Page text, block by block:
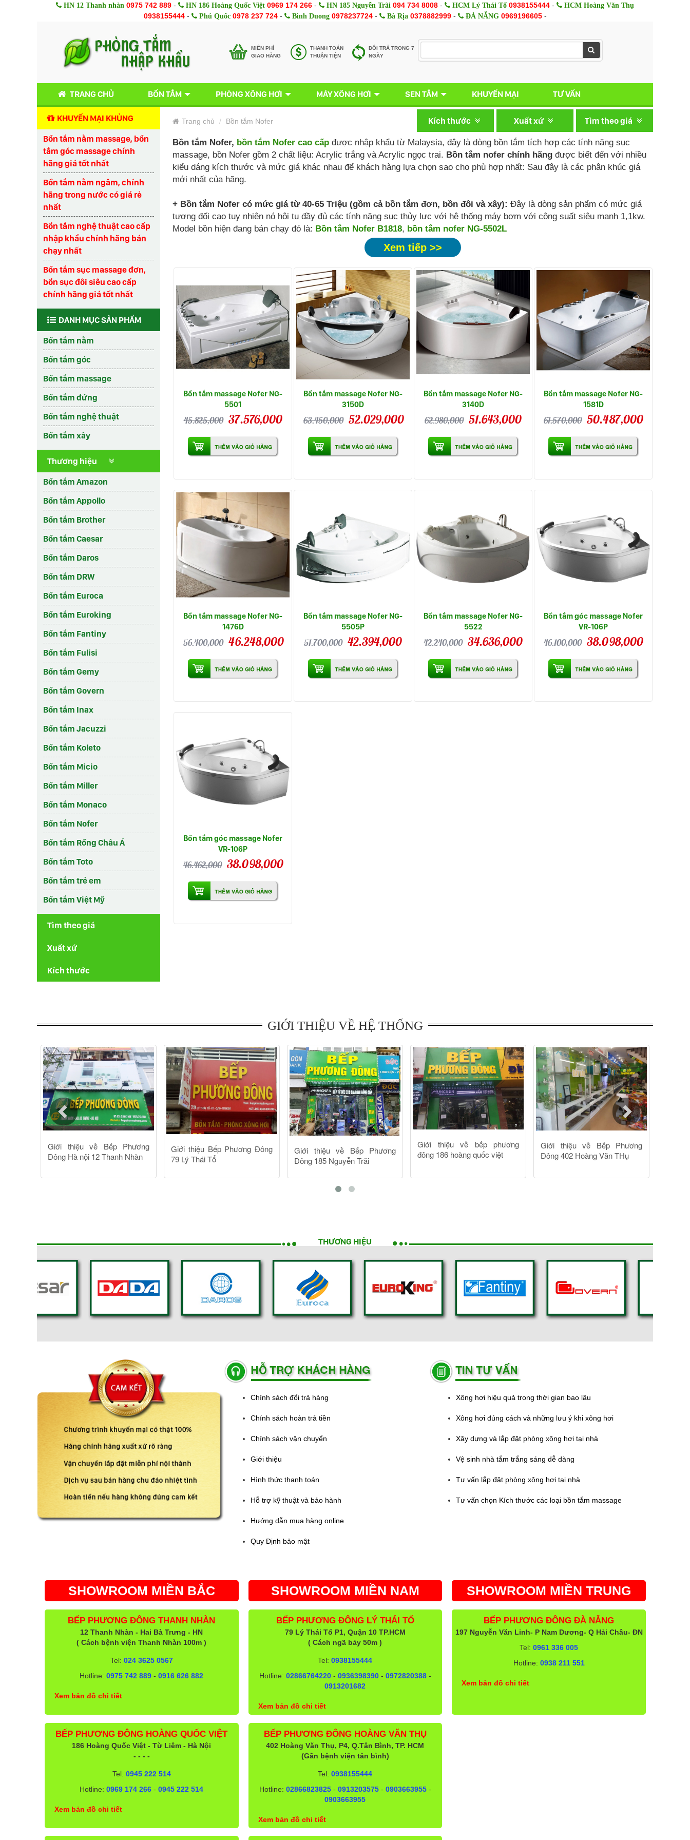
HN 12 Thanh nhàn 0975 742 889 - HN 186 Hoàng Quốc Việt 0969 174 266 - HN 185 Nguyễn Trãi 094 734 8008 - HCM Lý Thái Tổ 0938155444 - HCM Hoàng Văn Thụ
0938155444- Phú Quốc 0978 237 724- Bình Duong 0978237724- Bà Rịa 0378882999- ĐÀ NẴNG 0969196605-
MIÊN PHÍ
GIAO HÀNG
THANH TOÁN
THUẬN TIỆN
ĐỔI TRẢ TRONG 7
NGÀY
TRANG CHỦ BỒN TẮM PHÒNG XÔNG HƠI MÁY XÔNG HƠI SEN TẮM KHUYẾN MẠI TƯ VẤN
KHUYẾN MẠI KHỦNG
Bồn tắm nằm massage, bồn
tắm góc massage chính
hãng giá tốt nhất
Bồn tắm nằm ngâm, chính
hãng trong nước có giá rẻ
nhất
Bồn tắm nghệ thuật cao cấp
nhập khẩu chính hãng bán
chạy nhất
Bồn tắm sục massage đơn,
bồn sục đôi siêu cao cấp
chính hãng giá tốt nhất
DANH MỤC SẢN PHẨM
Bồn tắm nằm
Bồn tắm góc
Bồn tắm massage
Bồn tắm đứng
Bồn tắm nghệ thuật
Bồn tắm xây
Thương hiệu
Bồn tắm Amazon
Bồn tắm Appollo
Bồn tắm Brother
Bồn tắm Caesar
Bồn tắm Daros
Bồn tắm DRW
Bồn tắm Euroca
Bồn tắm Euroking
Bồn tắm Fantiny
Bồn tắm Fulisi
Bồn tắm Gemy
Bồn tắm Govern
Bồn tắm Inax
Bồn tắm Jacuzzi
Bồn tắm Koleto
Bồn tắm Micio
Bồn tắm Miller
Bồn tắm Monaco
Bồn tắm Nofer
Bồn tắm Rồng Châu Á
Bồn tắm Toto
Bồn tắm trẻ em
Bồn tắm Việt Mỹ
Tìm theo giá
Xuất xứ
Kích thước
Trang chủ Bồn tắm Nofer Tìm theo giá
Xuất xứ
Kích thước
Bồn tắm Nofer, bồn tắm Nofer cao cấp được nhập khẩu từ Malaysia, đây là dòng bồn tắm tích hợp các tính năng sục
massage, bồn Nofer gồm 2 chất liệu: Acrylic trắng và Acrylic ngọc trai. Bồn tắm nofer chính hãng được biết đến với nhiều
kiểu dáng kích thước và mức giá khác nhau để khách hàng lựa chọn sao cho phù hợp nhất: Sau đây là các phân khúc giá
mới nhất của hãng.
+ Bồn tắm Nofer có mức giá từ 40-65 Triệu (gồm cả bồn tắm đơn, bồn đôi và xây): Đây là dòng sản phẩm có mức giá
tương đối cao tuy nhiên nó hội tụ đầy đủ các tính năng sục thủy lực với hệ thống máy bơm với công suất siêu mạnh 1,1kw.
Model bồn hiện đang bán chạy đó là: Bồn tắm Nofer B1818, bồn tắm nofer NG-5502L
Xem tiếp >>
Bồn tắm massage Nofer NG-
5501
45.825,000 37.576,000
Bồn tắm massage Nofer NG-
3150D
63.450,000 52.029,000
Bồn tắm massage Nofer NG-
3140D
62.980,000 51.643,000
Bồn tắm massage Nofer NG-
1581D
61.570,000 50.487,000
Bồn tắm massage Nofer NG-
1476D
56.400,000 46.248,000
Bồn tắm massage Nofer NG-
5505P
51.700,000 42.394,000
Bồn tắm massage Nofer NG-
5522
42.240,000 34.636,000
Bồn tắm góc massage Nofer
VR-106P
46.100,000 38.098,000
Bồn tắm góc massage Nofer
VR-106P
46.462,000 38.098,000
THƯƠNG HIỆU
Chính sách đổi trả hàng
Chính sách hoàn trả tiền
Chính sách vận chuyển
Giới thiệu
Hình thức thanh toán
Hỗ trợ kỹ thuật và bảo hành
Hướng dẫn mua hàng online
Quy Định bảo mật
Xông hơi hiệu quả trong thời gian bao lâu
Xông hơi đúng cách và những lưu ý khi xông hơi
Xây dựng và lắp đặt phòng xông hơi tại nhà
Vệ sinh nhà tắm trắng sáng dễ dàng
Tư vấn lắp đặt phòng xông hơi tại nhà
Tư vấn chọn Kích thước các loại bồn tắm massage
SHOWROOM MIỀN BẮC
BẾP PHƯƠNG ĐÔNG THANH NHÀN
12 Thanh Nhàn - Hai Bà Trưng - HN
( Cách bệnh viện Thanh Nhàn 100m )
Tel: 024 3625 0567
Hotline:0975 742 889 -0916 626 882
Xem bản đồ chi tiết
BẾP PHƯƠNG ĐÔNG HOÀNG QUỐC VIỆT
186 Hoàng Quốc Việt - Từ Liêm - Hà Nội
- - - -
Tel: 0945 222 514
Hotline:0969 174 266 -0945 222 514
Xem bản đồ chi tiết
SHOWROOM MIỀN NAM
BẾP PHƯƠNG ĐÔNG LÝ THÁI TỔ
79 Lý Thái Tổ P1, Quận 10 TP.HCM
( Cách ngã bảy 50m )
Tel:0938155444
Hotline: 02866764220- 0936398390- 0972820388-
0913201682
Xem bản đồ chi tiết
BẾP PHƯƠNG ĐÔNG HOÀNG VĂN THỤ
402 Hoàng Văn Thụ, P4, Q.Tân Bình, TP. HCM
(Gần bệnh viện tân bình)
Tel:0938155444
Hotline: 02866823825- 0913203575- 0903663955-
0903663955
Xem bản đồ chi tiết
SHOWROOM MIỀN TRUNG
BẾP PHƯƠNG ĐÔNG ĐÀ NẴNG
197 Nguyễn Văn Linh- P Nam Dương- Q Hải Châu- ĐN
Tel:0961 336 005
Hotline: 0938 211 551
Xem bản đồ chi tiết